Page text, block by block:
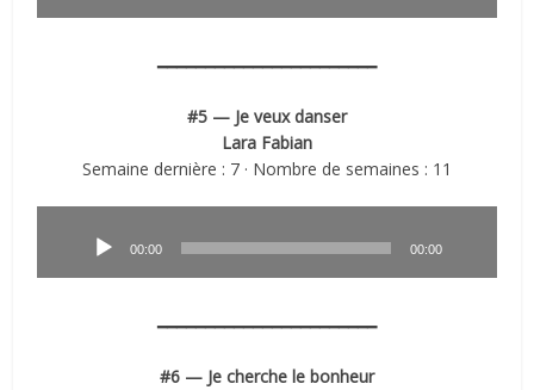
━━━━━━━━━━━━━━━━━━━━━━━
#5 — Je veux danser
Lara Fabian
Semaine dernière : 7 · Nombre de semaines : 11
00:00 00:00
━━━━━━━━━━━━━━━━━━━━━━━
#6 — Je cherche le bonheur